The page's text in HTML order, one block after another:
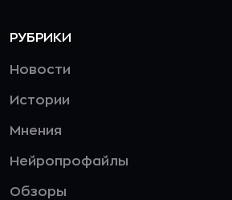
РУБРИКИ
Новости
Истории
Мнения
Нейропрофайлы
Обзоры